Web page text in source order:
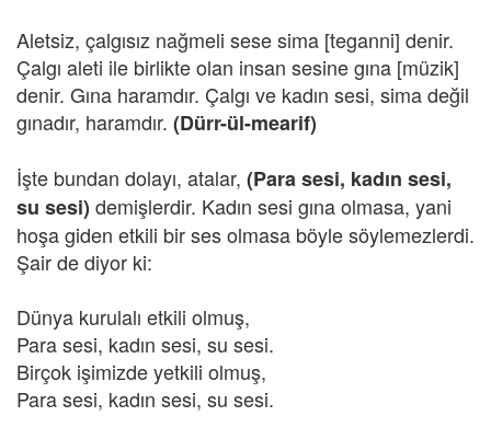
Aletsiz, çalgısız nağmeli sese sima [teganni] denir.
Çalgı aleti ile birlikte olan insan sesine gına [müzik]
denir. Gına haramdır. Çalgı ve kadın sesi, sima değil
gınadır, haramdır. (Dürr-ül-mearif)
İşte bundan dolayı, atalar, (Para sesi, kadın sesi,
su sesi) demişlerdir. Kadın sesi gına olmasa, yani
hoşa giden etkili bir ses olmasa böyle söylemezlerdi.
Şair de diyor ki:
Dünya kurulalı etkili olmuş,
Para sesi, kadın sesi, su sesi.
Birçok işimizde yetkili olmuş,
Para sesi, kadın sesi, su sesi.